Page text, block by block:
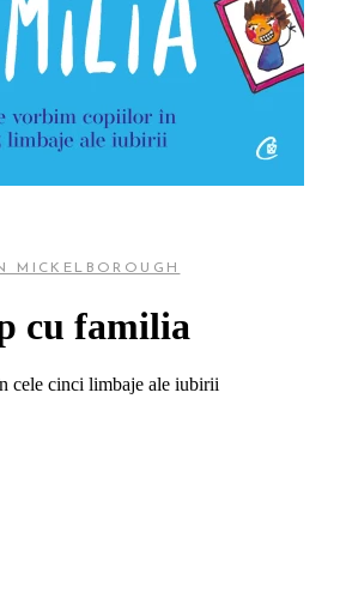
MICKELBOROUGH
cu familia
cele cinci limbaje ale iubirii